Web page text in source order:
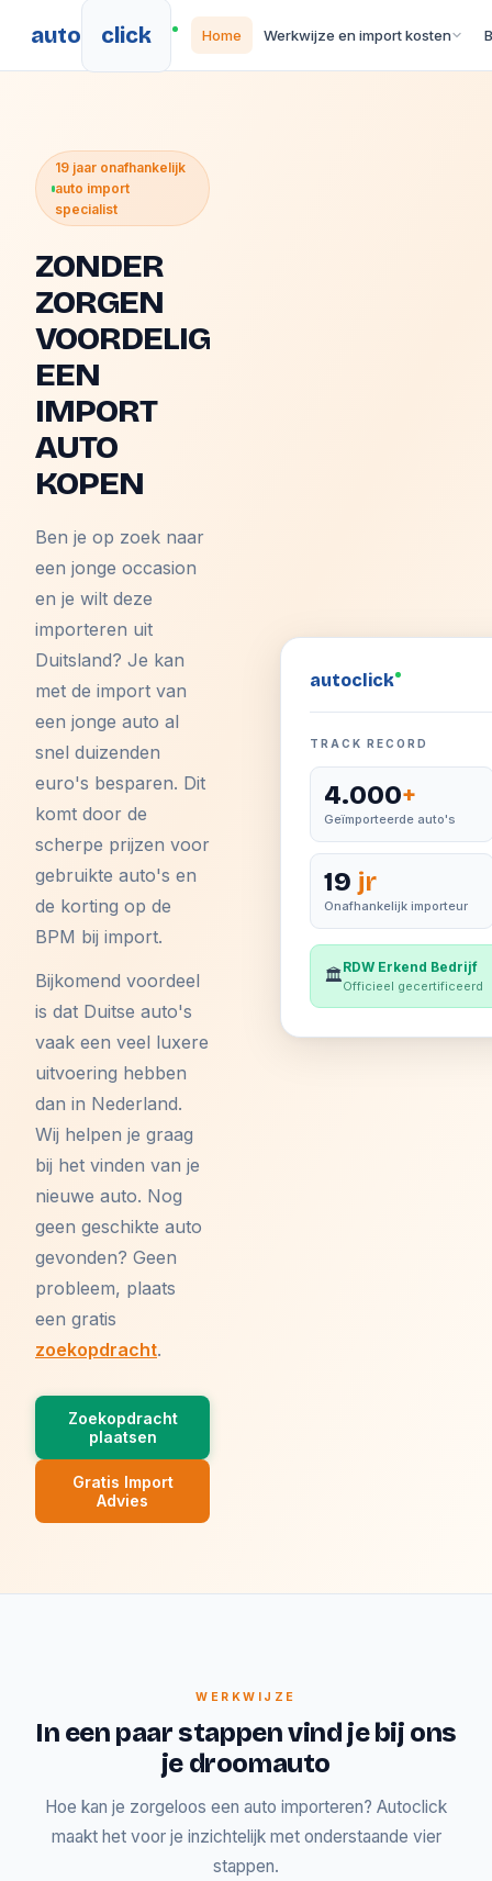
auto click Home Werkwijze en import kosten
19 jaar onafhankelijk
auto import
specialist
ZONDER
ZORGEN
VOORDELIG
EEN
IMPORT
AUTO
KOPEN
Ben je op zoek naar
een jonge occasion
en je wilt deze
importeren uit
Duitsland? Je kan
met de import van
een jonge auto al
snel duizenden
euro's besparen. Dit
komt door de
scherpe prijzen voor
gebruikte auto's en
de korting op de
BPM bij import.
Bijkomend voordeel
is dat Duitse auto's
vaak een veel luxere
uitvoering hebben
dan in Nederland.
Wij helpen je graag
bij het vinden van je
nieuwe auto. Nog
geen geschikte auto
gevonden? Geen
probleem, plaats
een gratis
zoekopdracht.
Zoekopdracht
plaatsen
Gratis Import
Advies
autoclick
TRACK RECORD
4.000+
Geïmporteerde auto's
19 jr
Onafhankelijk importeur
🏛️RDW Erkend Bedrijf
Officieel gecertificeerd
WERKWIJZE
In een paar stappen vind je bij ons
je droomauto
Hoe kan je zorgeloos een auto importeren? Autoclick
maakt het voor je inzichtelijk met onderstaande vier
stappen.